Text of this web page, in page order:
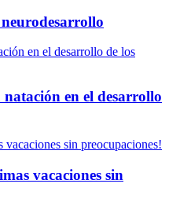
en el desarrollo
vacaciones sin